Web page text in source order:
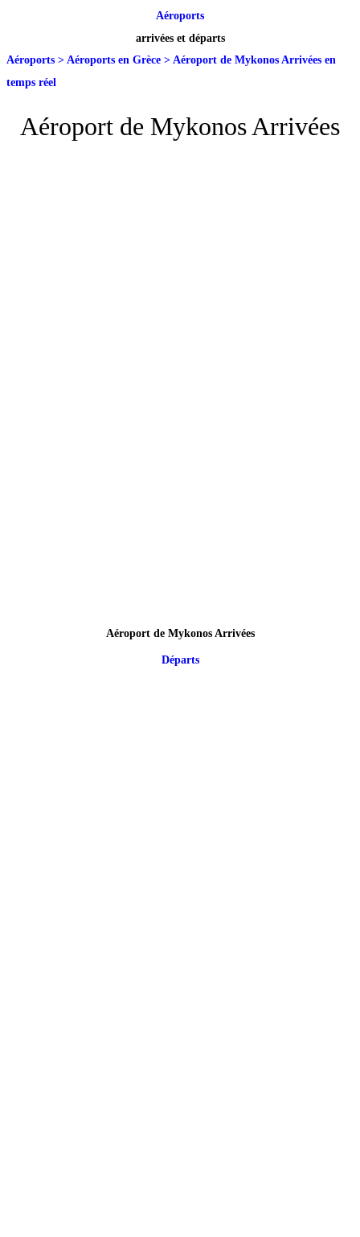
Aéroports
arrivées et départs
Aéroports > Aéroports en Grèce > Aéroport de Mykonos Arrivées en
temps réel
Aéroport de Mykonos Arrivées
Aéroport de Mykonos Arrivées
Départs